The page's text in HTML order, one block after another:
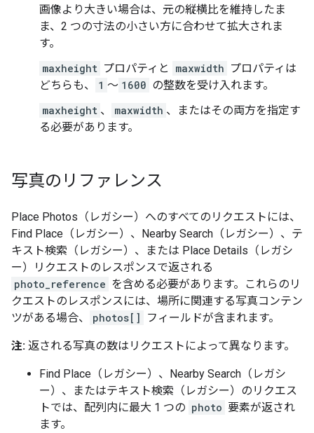
画像より大きい場合は、元の縦横比を維持したま
ま、2 つの寸法の小さい方に合わせて拡大されま
す。
maxheight プロパティと maxwidth プロパティは
どちらも、
1 ～ 1600 の整数を受け入れます。
maxheight 、 maxwidth 、またはその両方を指定す
る必要があります。
写真のリファレンス
Place Photos（レガシー）へのすべてのリクエストには、
Find Place（レガシー）、Nearby Search（レガシー）、テ
キスト検索（レガシー）、または Place Details（レガシ
ー）リクエストのレスポンスで返される
photo_reference を含める必要があります。これらのリ
クエストのレスポンスには、場所に関連する写真コンテン
ツがある場合、
photos[] フィールドが含まれます。
注: 返される写真の数はリクエストによって異なります。
Find Place（レガシー）、Nearby Search（レガシ
ー）、またはテキスト検索（レガシー）のリクエス
トでは、配列内に最大 1 つの photo 要素が返され
ます。